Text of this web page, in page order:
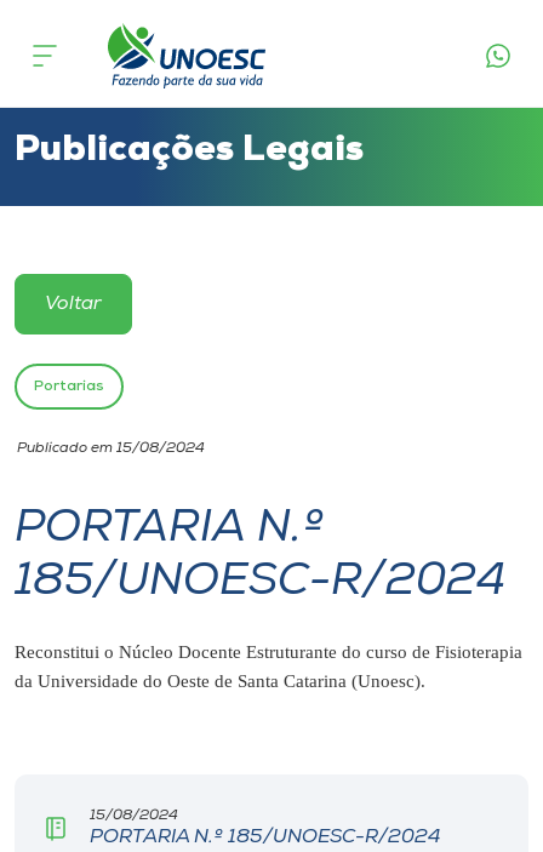
Cursos
Atendimento ao Estudante
Portal de Ensino
Unoesc
Internacionalização
I.nova
Diplomados
CPA
Publicações Legais
Voltar
Portarias
Publicado em 15/08/2024
PORTARIA N.º
185/UNOESC-R/2024
Reconstitui o Núcleo Docente Estruturante do curso de Fisioterapia
da Universidade do Oeste de Santa Catarina (Unoesc).
15/08/2024
PORTARIA N.º 185/UNOESC-R/2024